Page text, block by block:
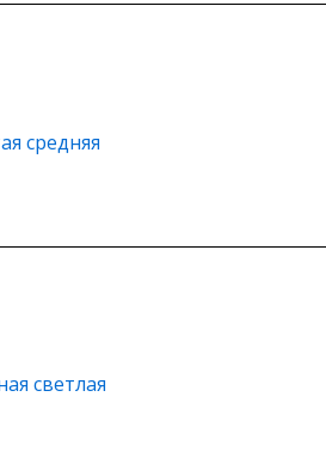
средняя
светлая